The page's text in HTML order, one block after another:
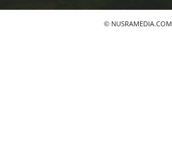
© NUSRAMEDIA.COM